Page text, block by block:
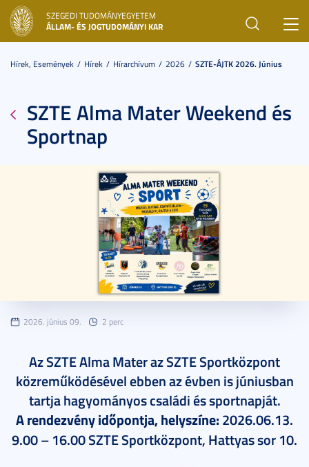
SZEGEDI TUDOMÁNYEGYETEM
ÁLLAM- ÉS JOGTUDOMÁNYI KAR
Hírek, Események Hírek Hírarchívum 2026 SZTE-ÁJTK 2026. Június
SZTE Alma Mater Weekend és
Sportnap
2026. június 09. 2 perc
Az SZTE Alma Mater az SZTE Sportközpont
közreműködésével ebben az évben is júniusban
tartja hagyományos családi és sportnapját.
A rendezvény időpontja, helyszíne: 2026.06.13.
9.00 – 16.00 SZTE Sportközpont, Hattyas sor 10.